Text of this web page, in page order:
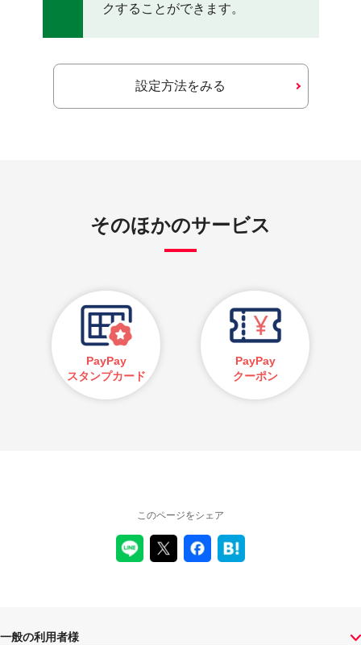
クすることができます。
設定方法をみる
そのほかのサービス
PayPay
スタンプカード
PayPay
クーポン
このページをシェア
一般の利用者様